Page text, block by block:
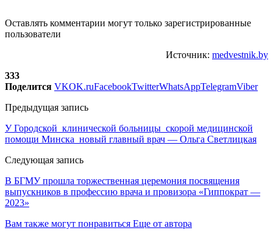
Оставлять комментарии могут только зарегистрированные
пользователи
Источник: medvestnik.by
333
Поделится VKOK.ruFacebookTwitterWhatsAppTelegramViber
Предыдущая запись
У Городской клинической больницы скорой медицинской
помощи Минска новый главный врач — Ольга Светлицкая
Следующая запись
В БГМУ прошла торжественная церемония посвящения
выпускников в профессию врача и провизора «Гиппократ —
2023»
Вам также могут понравиться Еще от автора